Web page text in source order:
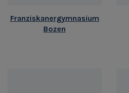
Franziskanergymnasium
Bozen